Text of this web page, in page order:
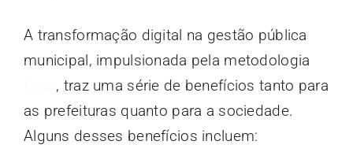
A transformação digital na gestão pública
municipal, impulsionada pela metodologia
, traz uma série de benefícios tanto para
as prefeituras quanto para a sociedade.
Alguns desses benefícios incluem: